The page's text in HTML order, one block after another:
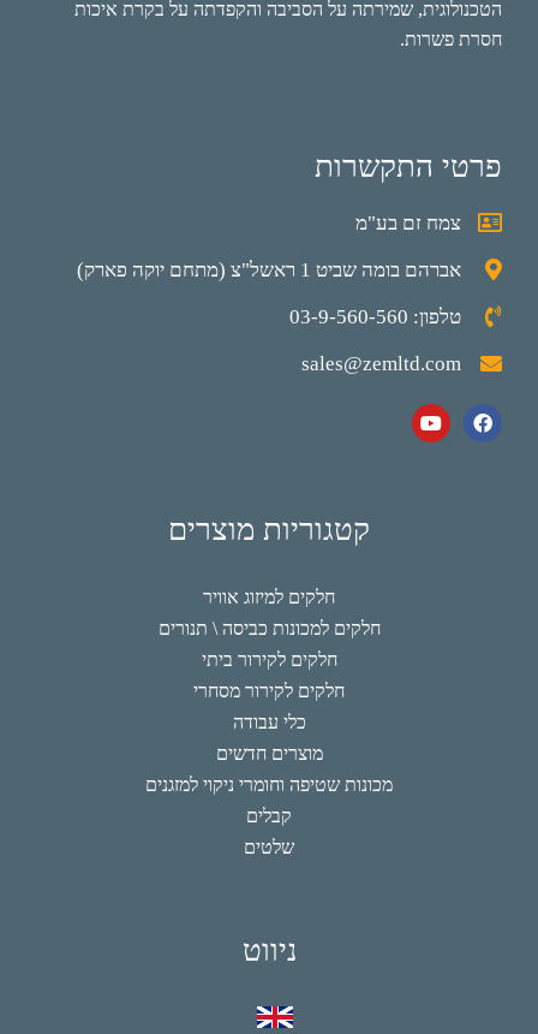
הטכנולוגית, שמירתה על הסביבה והקפדתה על בקרת איכות
חסרת פשרות.
פרטי התקשרות
צמח זם בע"מ
אברהם בומה שביט 1 ראשל"צ (מתחם יוקה פארק)
טלפון: 03-9-560-560
sales@zemltd.com
קטגוריות מוצרים
חלקים למיזוג אוויר
חלקים למכונות כביסה \ תנורים
חלקים לקירור ביתי
חלקים לקירור מסחרי
כלי עבודה
מוצרים חדשים
מכונות שטיפה וחומרי ניקוי למזגנים
קבלים
שלטים
ניווט